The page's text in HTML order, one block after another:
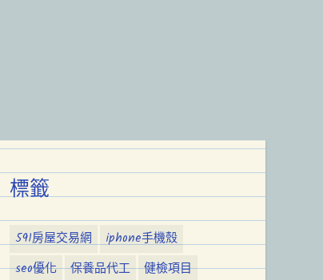
標籤
591房屋交易網
iphone手機殼
seo優化
保養品代工
健檢項目